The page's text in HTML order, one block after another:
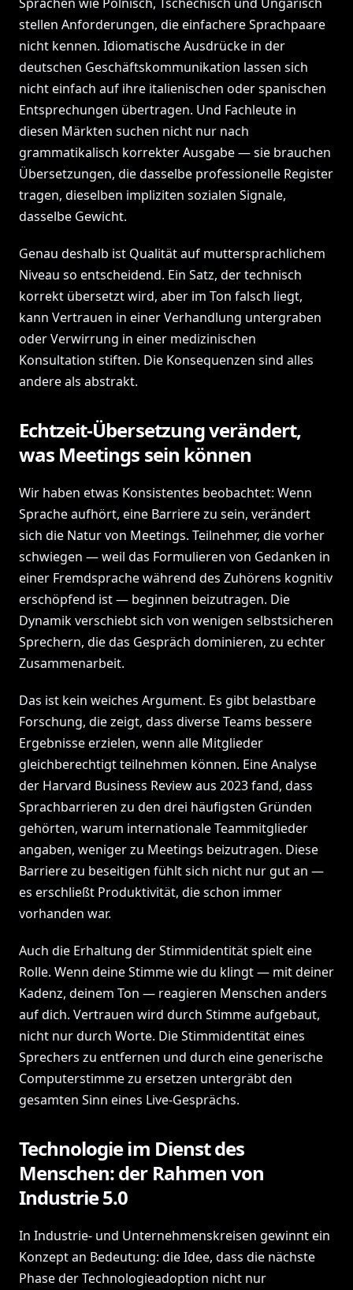
stellen Anforderungen, die einfachere Sprachpaare
nicht kennen. Idiomatische Ausdrücke in der
deutschen Geschäftskommunikation lassen sich
nicht einfach auf ihre italienischen oder spanischen
Entsprechungen übertragen. Und Fachleute in
diesen Märkten suchen nicht nur nach
grammatikalisch korrekter Ausgabe — sie brauchen
Übersetzungen, die dasselbe professionelle Register
tragen, dieselben impliziten sozialen Signale,
dasselbe Gewicht.
Genau deshalb ist Qualität auf muttersprachlichem
Niveau so entscheidend. Ein Satz, der technisch
korrekt übersetzt wird, aber im Ton falsch liegt,
kann Vertrauen in einer Verhandlung untergraben
oder Verwirrung in einer medizinischen
Konsultation stiften. Die Konsequenzen sind alles
andere als abstrakt.
Echtzeit-Übersetzung verändert,
was Meetings sein können
Wir haben etwas Konsistentes beobachtet: Wenn
Sprache aufhört, eine Barriere zu sein, verändert
sich die Natur von Meetings. Teilnehmer, die vorher
schwiegen — weil das Formulieren von Gedanken in
einer Fremdsprache während des Zuhörens kognitiv
erschöpfend ist — beginnen beizutragen. Die
Dynamik verschiebt sich von wenigen selbstsicheren
Sprechern, die das Gespräch dominieren, zu echter
Zusammenarbeit.
Das ist kein weiches Argument. Es gibt belastbare
Forschung, die zeigt, dass diverse Teams bessere
Ergebnisse erzielen, wenn alle Mitglieder
gleichberechtigt teilnehmen können. Eine Analyse
der Harvard Business Review aus 2023 fand, dass
Sprachbarrieren zu den drei häufigsten Gründen
gehörten, warum internationale Teammitglieder
angaben, weniger zu Meetings beizutragen. Diese
Barriere zu beseitigen fühlt sich nicht nur gut an —
es erschließt Produktivität, die schon immer
vorhanden war.
Auch die Erhaltung der Stimmidentität spielt eine
Rolle. Wenn deine Stimme wie du klingt — mit deiner
Kadenz, deinem Ton — reagieren Menschen anders
auf dich. Vertrauen wird durch Stimme aufgebaut,
nicht nur durch Worte. Die Stimmidentität eines
Sprechers zu entfernen und durch eine generische
Computerstimme zu ersetzen untergräbt den
gesamten Sinn eines Live-Gesprächs.
Technologie im Dienst des
Menschen: der Rahmen von
Industrie 5.0
In Industrie- und Unternehmenskreisen gewinnt ein
Konzept an Bedeutung: die Idee, dass die nächste
Phase der Technologieadoption nicht nur